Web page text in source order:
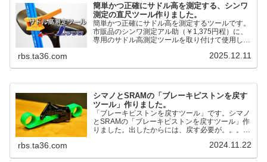
簡単かつ正確にサドル高を測定する、シンワ
測定の直尺ツール作りました。
簡単かつ正確にサドル高を測定するツールです。
市販品のシンワ測定アル助（￥1,375円程）に、
専用のサドル高測定ツールを取り付けて使用しま
るようになりました。シンワ測定(Shinwa
Sokutei)￥1,375Amazon.c...
rbs.ta36.com 2025.12.11
シマノとSRAMの「ブレーキピストンを戻す
ツール」作りました。
「ブレーキピストンを戻すツール」です。シマノ
とSRAMの「ブレーキピストンを戻すツール」作
りました。出したからには、戻す必要が。。。で
だと。。。▶「ブレーキピストンを戻すツール」
rbs.ta36.com 2024.11.22